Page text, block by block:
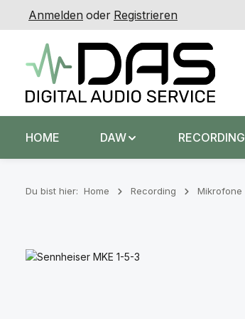
Hauptinhalt springen
Zur Suche springen
Zur Hauptnavigation springen
Anmelden oder Registrieren
HOME DAW RECORDING
Du bist hier: Home Recording Mikrofone
Bildergalerie überspringen